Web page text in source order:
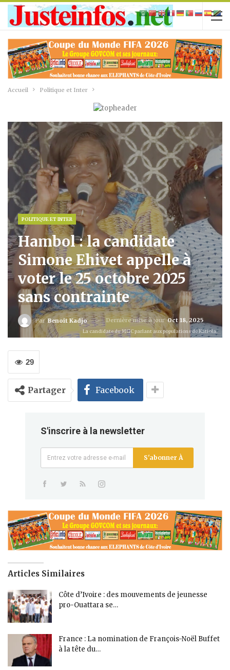
Accueil Politique et Inter
POLITIQUE ET INTER
Hambol : la candidate
Simone Ehivet appelle à
voter le 25 octobre 2025
sans contrainte
ParBenoit Kadjo Dernière mise à jourOct 18, 2025
La candidate du MGC parlant aux populations de Katiola.
29
Partager Facebook
S'inscrire à la newsletter
S'abonner À
Articles Similaires
Côte d’Ivoire : des mouvements de jeunesse
pro-Ouattara se…
France : La nomination de François-Noël Buffet
à la tête du…